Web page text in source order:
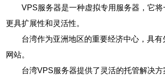
VPS服务器是一种虚拟专用服务器，它
更具扩展性和灵活性。
台湾作为亚洲地区的重要经济中心，具
网站。
台湾VPS服务器提供了灵活的托管解决